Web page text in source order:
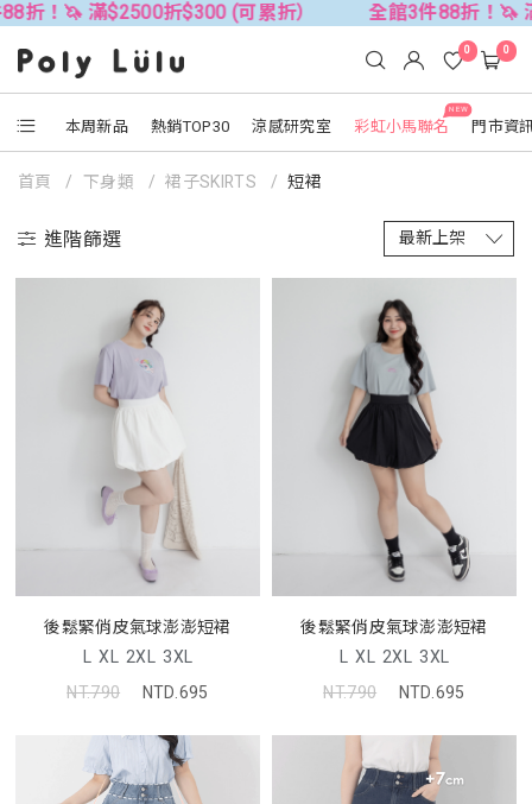
$2500折$300 (可累折） 全館3件88折！🦄 滿$2500
本周新品 熱銷TOP30 涼感研究室
NEW
彩虹小馬聯名 門市資
0 0
首頁 下身類 裙子SKIRTS 短裙
進階篩選
後鬆緊俏皮氣球澎澎短裙
L XL 2XL 3XL
NT.790
NTD.695
後鬆緊俏皮氣球澎澎短裙
L XL 2XL 3XL
NT.790
NTD.695